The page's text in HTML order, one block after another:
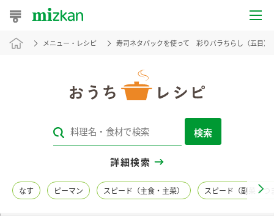
おうちレシピ
レシピカテゴリ一覧
レシピ名特集
メニュー・レシピ 寿司ネタパックを使って 彩りバラちらし（五目）
検索
詳細検索
なす ピーマン スピード（主食・主菜） スピード（副菜・つ